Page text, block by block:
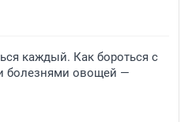
каждый. Как бороться с
болезнями овощей —